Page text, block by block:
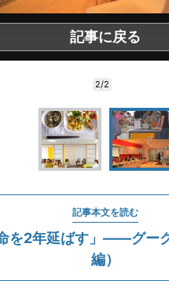
記事に戻る
2/2
記事本文を読む
を2年延ばす」――グー
編）